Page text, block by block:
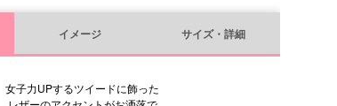
イメージ サイズ・詳細
女子力UPするツイードに飾った